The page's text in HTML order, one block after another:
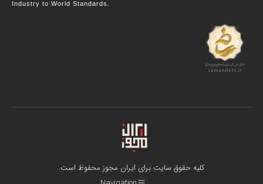
Industry to World Standards.
کلیه حقوق سایت برای ایران مجوز محفوظ است.